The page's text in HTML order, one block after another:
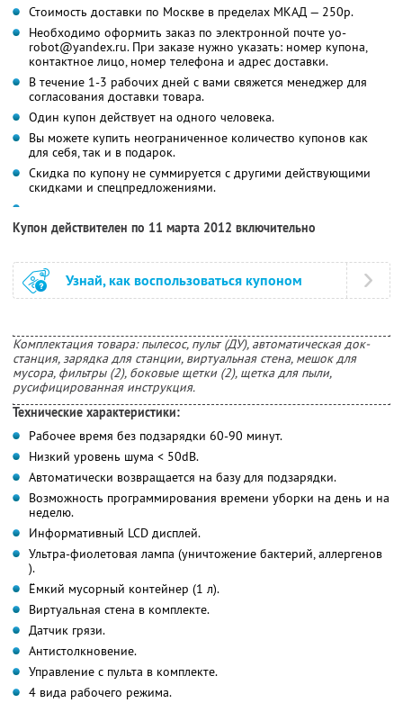
Стоимость доставки по Москве в пределах МКАД — 250р.
Необходимо оформить заказ по электронной почте yo-
robot@yandex.ru. При заказе нужно указать: номер купона,
контактное лицо, номер телефона и адрес доставки.
В течение 1-3 рабочих дней с вами свяжется менеджер для
согласования доставки товара.
Один купон действует на одного человека.
Вы можете купить неограниченное количество купонов как
для себя, так и в подарок.
Скидка по купону не суммируется с другими действующими
скидками и спецпредложениями.
Купон действителен по 11 марта 2012 включительно
Узнай, как воспользоваться купоном
Комплектация товара: пылесос, пульт (ДУ), автоматическая док-
станция, зарядка для станции, виртуальная стена, мешок для
мусора, фильтры (2), боковые щетки (2), щетка для пыли,
русифицированная инструкция.
Технические характеристики:
Рабочее время без подзарядки 60-90 минут.
Низкий уровень шума < 50dB.
Автоматически возвращается на базу для подзарядки.
Возможность программирования времени уборки на день и на
неделю.
Информативный LCD дисплей.
Ультра-фиолетовая лампа (уничтожение бактерий, аллергенов
).
Ёмкий мусорный контейнер (1 л).
Виртуальная стена в комплекте.
Датчик грязи.
Антистолкновение.
Управление с пульта в комплекте.
4 вида рабочего режима.